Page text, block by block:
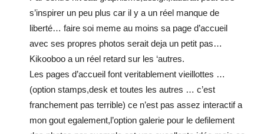
s’inspirer un peu plus car il y a un réel manque de
liberté… faire soi meme au moins sa page d’accueil
avec ses propres photos serait deja un petit pas…
Kikooboo a un réel retard sur les ‘autres.
Les pages d’accueil font veritablement vieillottes …
(option stamps,desk et toutes les autres … c’est
franchement pas terrible) ce n’est pas assez interactif a
mon gout egalement,l’option galerie pour le defilement